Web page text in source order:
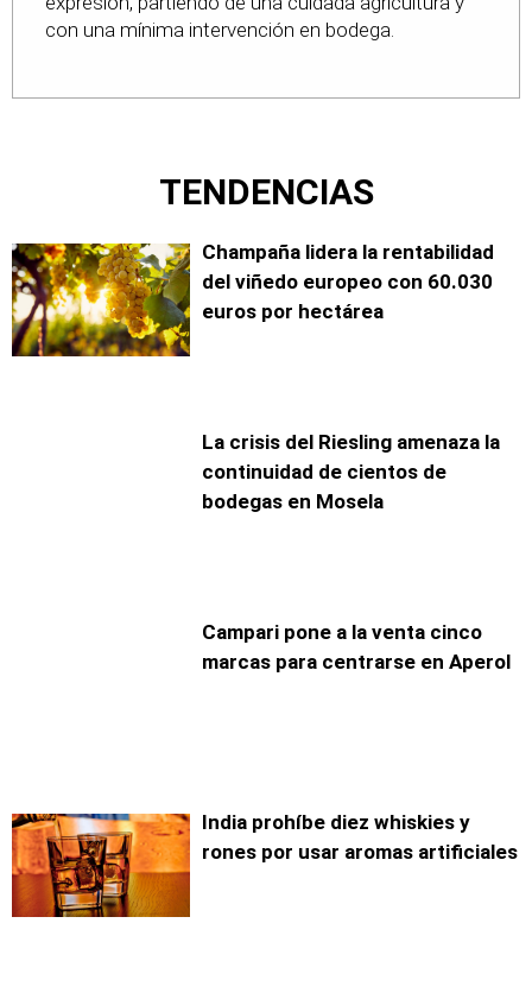
con una mínima intervención en bodega.
TENDENCIAS
Champaña lidera la rentabilidad
del viñedo europeo con 60.030
euros por hectárea
La crisis del Riesling amenaza la
continuidad de cientos de
bodegas en Mosela
Campari pone a la venta cinco
marcas para centrarse en Aperol
India prohíbe diez whiskies y
rones por usar aromas artificiales